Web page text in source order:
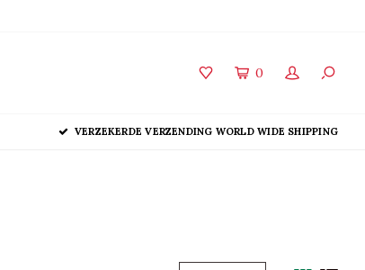
0
VERZEKERDE VERZENDING WORLD WIDE SHIPPING